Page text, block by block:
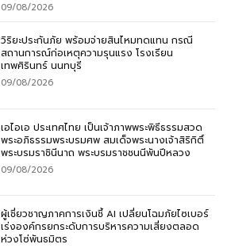
09/08/2026
วิริยะประกันภัย พร้อมจ่ายสินไหมทดแทน กรณี
สถานการณ์ก่อเหตุความรุนแรง โรงเรียน
เทพศิรินทร์ นนทบุรี
09/08/2026
เอไอเอ ประเทศไทย เป็นเจ้าภาพพระพิธีธรรมสวด
พระอภิธรรมพระบรมศพ สมเด็จพระนางเจ้าสิริกิติ์
พระบรมราชินีนาถ พระบรมราชชนนีพันปีหลวง
09/08/2026
ผู้เชี่ยวชาญภาคการเงินชี้ AI เปลี่ยนโฉมภัยไซเบอร์
เร่งองค์กรยกระดับการบริหารความเสี่ยงตลอด
ห่วงโซ่พันธมิตร